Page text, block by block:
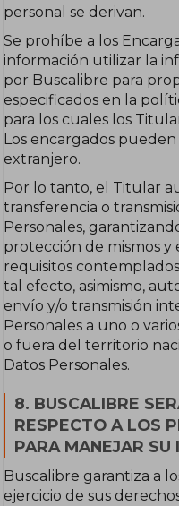
personal se derivan.
Se prohíbe a los
información utilizar la
por Buscalibre para
especificados en la
para los cuales los
Los encargados
extranjero.
Por lo tanto, el Titular
transferencia o
Personales,
protección de mismos
requisitos
tal efecto, asimismo,
envío y/o transmisión
Personales a uno o
o fuera del territorio
Datos Personales.
8. BUSCALIBRE
RESPECTO A LOS
PARA MANEJAR SU
Buscalibre garantiza a
ejercicio de sus